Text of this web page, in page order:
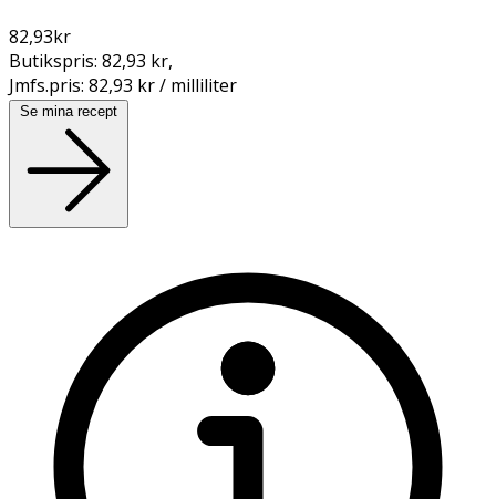
82,93kr
Butikspris: 82,93 kr,
Jmfs.pris: 82,93 kr / milliliter
Se mina recept